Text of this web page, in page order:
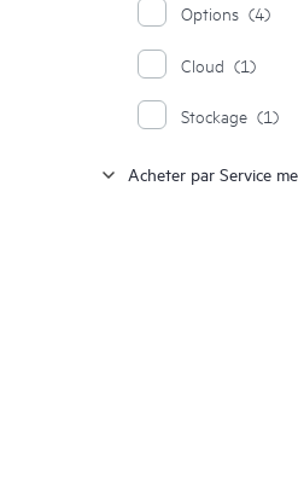
Options (4)
Cloud (1)
Stockage (1)
Acheter par Service